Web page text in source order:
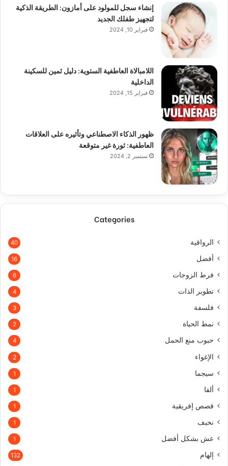
إنشاء سجل للمولود على أمازون: الطريقة الذكية
لتجهيز طفلك الجديد
فبراير 10, 2024
اللامبالاة العاطفية الستوية: دليل ثمين للسكينة
الداخلية
فبراير 15, 2024
ظهور الذكاء الاصطناعي وتأثيره على العلاقات
العاطفية: ثورة غير متوقعة
سبتمبر 2, 2024
Categories
الرواقية 40
أفضل 16
فرط الزوجات 6
تطوير الذات 4
فلسفة 3
نمط الحياة 2
حبوب منع الحمل 4
الإغواء 2
سيجما 1
ألفا 1
قصص إفريقية 1
نحيف 1
عش بشكل أفضل 1
إلهام 132